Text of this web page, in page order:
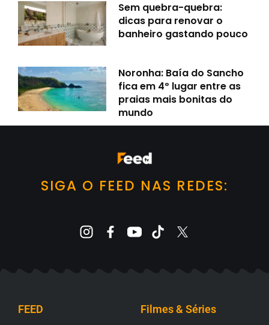
Sem quebra-quebra:
dicas para renovar o
banheiro gastando pouco
Noronha: Baía do Sancho
fica em 4º lugar entre as
praias mais bonitas do
mundo
SIGA O FEED NAS REDES:
FEED Filmes & Séries